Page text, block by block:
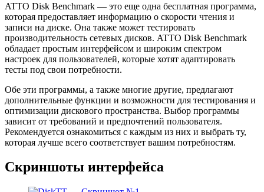
ATTO Disk Benchmark — это еще одна бесплатная программа,
которая предоставляет информацию о скорости чтения и
записи на диске. Она также может тестировать
производительность сетевых дисков. ATTO Disk Benchmark
обладает простым интерфейсом и широким спектром
настроек для пользователей, которые хотят адаптировать
тесты под свои потребности.
Обе эти программы, а также многие другие, предлагают
дополнительные функции и возможности для тестирования и
оптимизации дискового пространства. Выбор программы
зависит от требований и предпочтений пользователя.
Рекомендуется ознакомиться с каждым из них и выбрать ту,
которая лучше всего соответствует вашим потребностям.
Скриншоты интерфейса